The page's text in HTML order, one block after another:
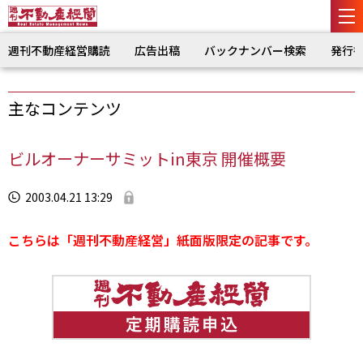
週刊不動産経営購読 広告出稿 バックナンバー検索 発行
主なコンテンツ
ビルオーナーサミットin東京 開催概要
2003.04.21 13:29
こちらは「週刊不動産経営」紙面版限定の記事です。